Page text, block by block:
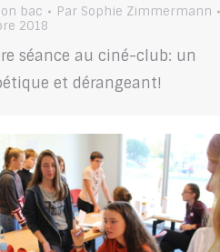
bac Par Sophie Zimmermann
2018
séance au ciné-club: un
et dérangeant!